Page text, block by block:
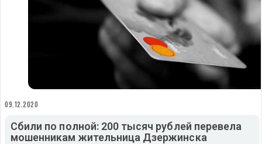
09.12.2020
Сбили по полной: 200 тысяч рублей перевела
мошенникам жительница Дзержинска